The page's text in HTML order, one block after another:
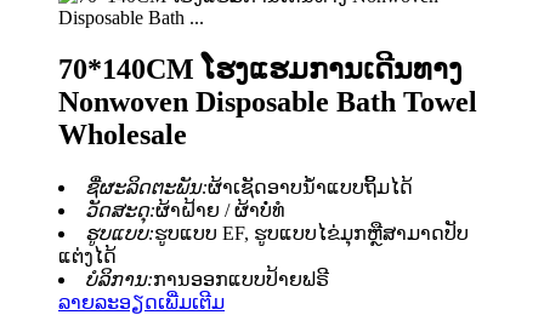
70*140CM ໂຮງແຮມການເດີນທາງ
Nonwoven Disposable Bath Towel
Wholesale
ຊື່ຜະລິດຕະພັນ:ຜ້າເຊັດອາບນໍ້າແບບຖິ້ມໄດ້
ວັດສະດຸ:ຜ້າຝ້າຍ / ຜ້າບໍ່ທໍ
ຮູບແບບ:ຮູບແບບ EF, ຮູບແບບໄຂ່ມຸກຫຼືສາມາດປັບ
ແຕ່ງໄດ້
ບໍລິການ:ການອອກແບບປ້າຍຟຣີ
ລາຍລະອຽດເພີ່ມເຕີມ